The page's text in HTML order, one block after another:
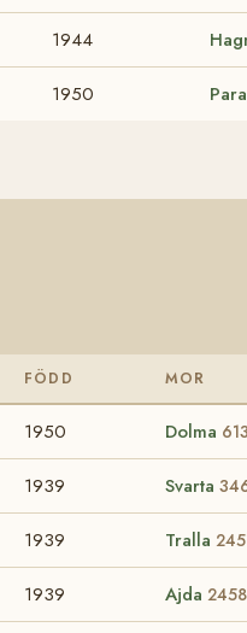
1944
1950
FÖDD MOR
1950 Dolma
1939 Svarta
1939 Tralla
1939 Ajda 2458